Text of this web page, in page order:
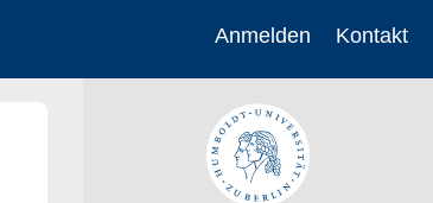
Anmelden Kontakt